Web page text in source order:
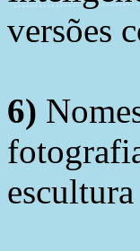
versões
6)